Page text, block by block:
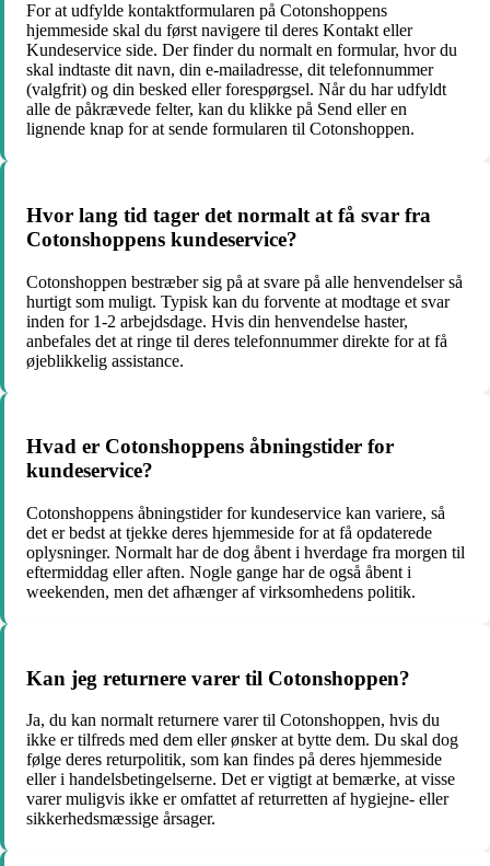
For at udfylde kontaktformularen på Cotonshoppens
hjemmeside skal du først navigere til deres Kontakt eller
Kundeservice side. Der finder du normalt en formular, hvor du
skal indtaste dit navn, din e-mailadresse, dit telefonnummer
(valgfrit) og din besked eller forespørgsel. Når du har udfyldt
alle de påkrævede felter, kan du klikke på Send eller en
lignende knap for at sende formularen til Cotonshoppen.
Hvor lang tid tager det normalt at få svar fra
Cotonshoppens kundeservice?
Cotonshoppen bestræber sig på at svare på alle henvendelser så
hurtigt som muligt. Typisk kan du forvente at modtage et svar
inden for 1-2 arbejdsdage. Hvis din henvendelse haster,
anbefales det at ringe til deres telefonnummer direkte for at få
øjeblikkelig assistance.
Hvad er Cotonshoppens åbningstider for
kundeservice?
Cotonshoppens åbningstider for kundeservice kan variere, så
det er bedst at tjekke deres hjemmeside for at få opdaterede
oplysninger. Normalt har de dog åbent i hverdage fra morgen til
eftermiddag eller aften. Nogle gange har de også åbent i
weekenden, men det afhænger af virksomhedens politik.
Kan jeg returnere varer til Cotonshoppen?
Ja, du kan normalt returnere varer til Cotonshoppen, hvis du
ikke er tilfreds med dem eller ønsker at bytte dem. Du skal dog
følge deres returpolitik, som kan findes på deres hjemmeside
eller i handelsbetingelserne. Det er vigtigt at bemærke, at visse
varer muligvis ikke er omfattet af returretten af hygiejne- eller
sikkerhedsmæssige årsager.